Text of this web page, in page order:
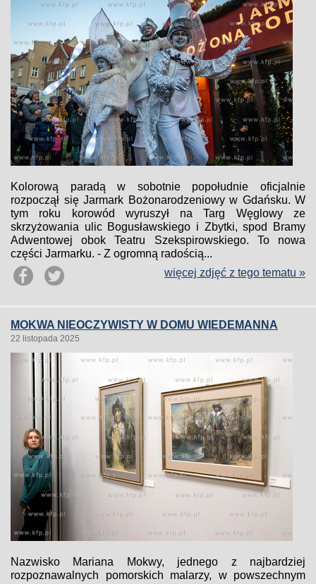
Kolorową paradą w sobotnie popołudnie oficjalnie
rozpoczął się Jarmark Bożonarodzeniowy w Gdańsku. W
tym roku korowód wyruszył na Targ Węglowy ze
skrzyżowania ulic Bogusławskiego i Zbytki, spod Bramy
Adwentowej obok Teatru Szekspirowskiego. To nowa
części Jarmarku. - Z ogromną radością...
więcej zdjęć z tego tematu »
MOKWA NIEOCZYWISTY W DOMU WIEDEMANNA
22 listopada 2025
Nazwisko Mariana Mokwy, jednego z najbardziej
rozpoznawalnych pomorskich malarzy, w powszechnym